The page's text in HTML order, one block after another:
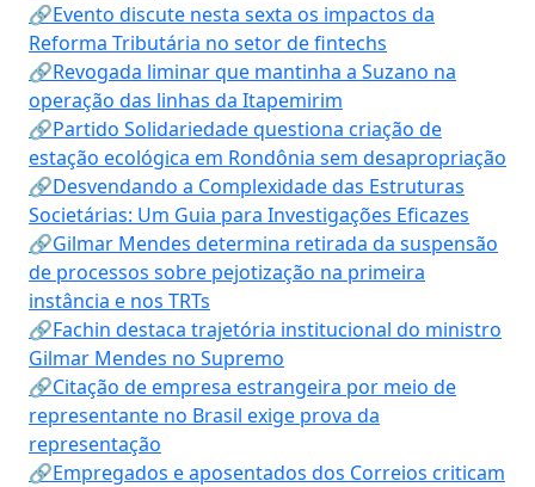
🔗Evento discute nesta sexta os impactos da
Reforma Tributária no setor de fintechs
🔗Revogada liminar que mantinha a Suzano na
operação das linhas da Itapemirim
🔗Partido Solidariedade questiona criação de
estação ecológica em Rondônia sem desapropriação
🔗Desvendando a Complexidade das Estruturas
Societárias: Um Guia para Investigações Eficazes
🔗Gilmar Mendes determina retirada da suspensão
de processos sobre pejotização na primeira
instância e nos TRTs
🔗Fachin destaca trajetória institucional do ministro
Gilmar Mendes no Supremo
🔗Citação de empresa estrangeira por meio de
representante no Brasil exige prova da
representação
🔗Empregados e aposentados dos Correios criticam